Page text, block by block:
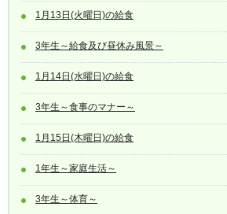
1月13日(火曜日)の給食
3年生～給食及び昼休み風景～
1月14日(水曜日)の給食
3年生～食事のマナー～
1月15日(木曜日)の給食
1年生～家庭生活～
3年生～体育～